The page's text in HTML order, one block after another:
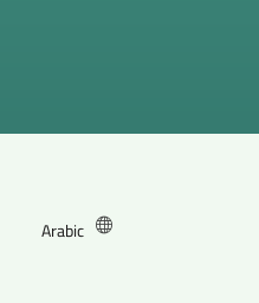
Arabic